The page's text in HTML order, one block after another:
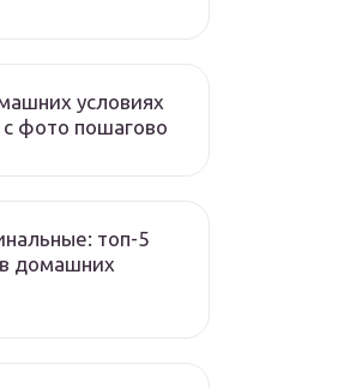
условиях
фото пошагово
топ-5
в домашних